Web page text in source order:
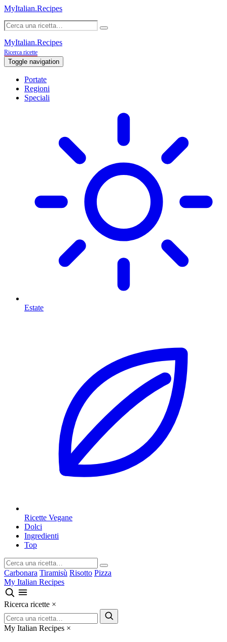
MyItalian.Recipes
MyItalian.Recipes
Ricerca ricette
Toggle navigation
Portate
Regioni
Speciali
Estate
Ricette Vegane
Dolci
Ingredienti
Top
Carbonara Tiramisù Risotto Pizza
My Italian Recipes
Ricerca ricette ×
My Italian Recipes ×